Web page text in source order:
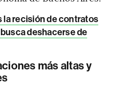
la recisión de contratos
deshacerse de
más altas y